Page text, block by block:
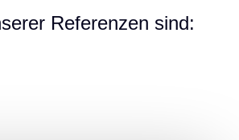
Referenzen sind: